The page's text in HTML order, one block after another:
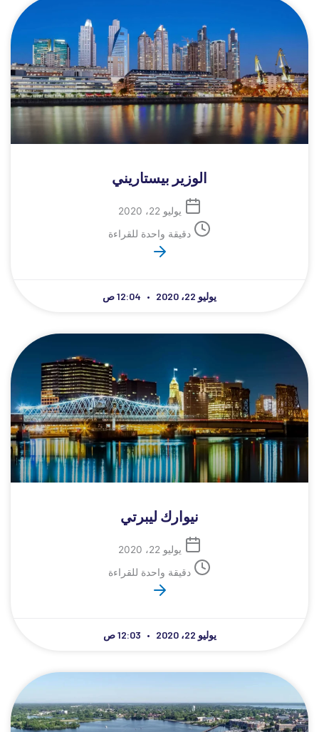
الوزير بيستاريني
يوليو 22، 2020
دقيقة واحدة للقراءة
يوليو 22، 2020
نيوارك ليبرتي
يوليو 22، 2020
دقيقة واحدة للقراءة
يوليو 22، 2020